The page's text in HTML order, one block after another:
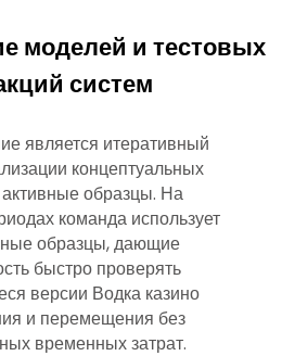
моделей и тестовых
систем
является итеративный
концептуальных
образцы. На
команда использует
образцы, дающие
быстро проверять
версии Водка казино
и перемещения без
временных затрат.